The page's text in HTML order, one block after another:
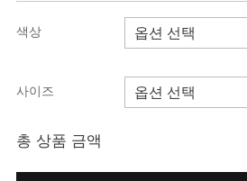
색상
사이즈
총 상품 금액